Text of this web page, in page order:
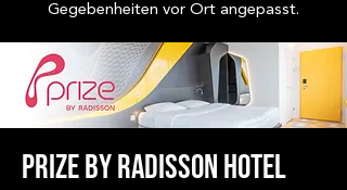
Gegebenheiten vor Ort angepasst.
PRIZE BY RADISSON HOTEL